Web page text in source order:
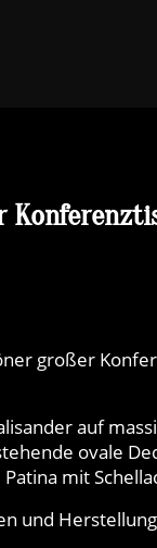
großer
auf
ovale
mit
und